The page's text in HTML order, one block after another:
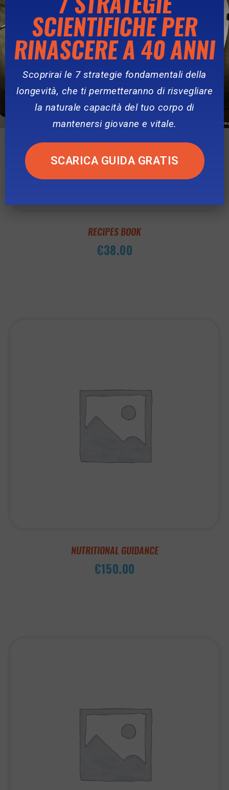
RECIPES BOOK
€38.00
NUTRITIONAL GUIDANCE
€150.00
SCIENTIFICHE PER
RINASCERE A 40 ANNI
Scoprirai le 7 strategie fondamentali della
longevità, che ti permetteranno di risvegliare
la naturale capacità del tuo corpo di
mantenersi giovane e vitale.
SCARICA GUIDA GRATIS